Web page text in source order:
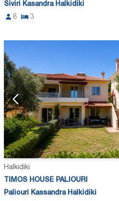
Siviri Kasandra Halkidiki
8
3
Halkidiki
TIMOS HOUSE PALIOURI
Paliouri Kassandra Halkidiki